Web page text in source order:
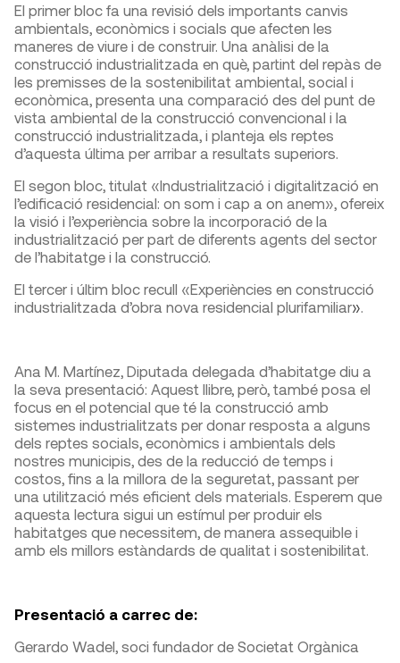
El primer bloc fa una revisió dels importants canvis
ambientals, econòmics i socials que afecten les
maneres de viure i de construir. Una anàlisi de la
construcció industrialitzada en què, partint del repàs de
les premisses de la sostenibilitat ambiental, social i
econòmica, presenta una comparació des del punt de
vista ambiental de la construcció convencional i la
construcció industrialitzada, i planteja els reptes
d’aquesta última per arribar a resultats superiors.
El segon bloc, titulat «Industrialització i digitalització en
l’edificació residencial: on som i cap a on anem», ofereix
la visió i l’experiència sobre la incorporació de la
industrialització per part de diferents agents del sector
de l’habitatge i la construcció.
El tercer i últim bloc recull «Experiències en construcció
industrialitzada d’obra nova residencial plurifamiliar».
Ana M. Martínez, Diputada delegada d’habitatge diu a
la seva presentació: Aquest llibre, però, també posa el
focus en el potencial que té la construcció amb
sistemes industrialitzats per donar resposta a alguns
dels reptes socials, econòmics i ambientals dels
nostres municipis, des de la reducció de temps i
costos, fins a la millora de la seguretat, passant per
una utilització més eficient dels materials. Esperem que
aquesta lectura sigui un estímul per produir els
habitatges que necessitem, de manera assequible i
amb els millors estàndards de qualitat i sostenibilitat.
Presentació a carrec de:
Gerardo Wadel, soci fundador de Societat Orgànica